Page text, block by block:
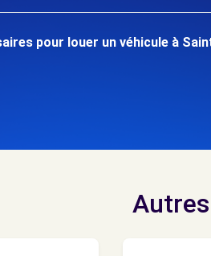
pour louer un véhicule à